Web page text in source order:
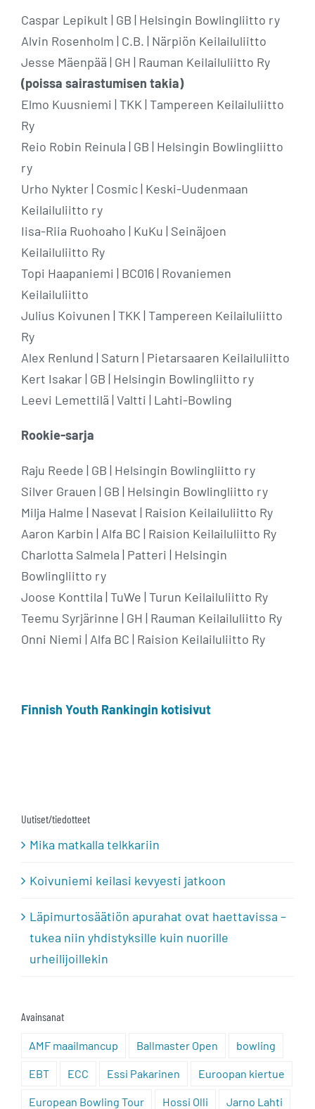
Caspar Lepikult | GB | Helsingin Bowlingliitto ry
Alvin Rosenholm | C.B. | Närpiön Keilailuliitto
Jesse Mäenpää | GH | Rauman Keilailuliitto Ry
(poissa sairastumisen takia)
Elmo Kuusniemi | TKK | Tampereen Keilailuliitto
Ry
Reio Robin Reinula | GB | Helsingin Bowlingliitto
ry
Urho Nykter | Cosmic | Keski-Uudenmaan
Keilailuliitto ry
Iisa-Riia Ruohoaho | KuKu | Seinäjoen
Keilailuliitto Ry
Topi Haapaniemi | BC016 | Rovaniemen
Keilailuliitto
Julius Koivunen | TKK | Tampereen Keilailuliitto
Ry
Alex Renlund | Saturn | Pietarsaaren Keilailuliitto
Kert Isakar | GB | Helsingin Bowlingliitto ry
Leevi Lemettilä | Valtti | Lahti-Bowling
Rookie-sarja
Raju Reede | GB | Helsingin Bowlingliitto ry
Silver Grauen | GB | Helsingin Bowlingliitto ry
Milja Halme | Nasevat | Raision Keilailuliitto Ry
Aaron Karbin | Alfa BC | Raision Keilailuliitto Ry
Charlotta Salmela | Patteri | Helsingin
Bowlingliitto ry
Joose Konttila | TuWe | Turun Keilailuliitto Ry
Teemu Syrjärinne | GH | Rauman Keilailuliitto Ry
Onni Niemi | Alfa BC | Raision Keilailuliitto Ry
Finnish Youth Rankingin kotisivut
Uutiset/tiedotteet
Mika matkalla telkkariin
Koivuniemi keilasi kevyesti jatkoon
Läpimurtosäätiön apurahat ovat haettavissa –
tukea niin yhdistyksille kuin nuorille
urheilijoillekin
Avainsanat
AMF maailmancup Ballmaster Open bowling
EBT ECC Essi Pakarinen Euroopan kiertue
European Bowling Tour Hossi Olli Jarno Lahti